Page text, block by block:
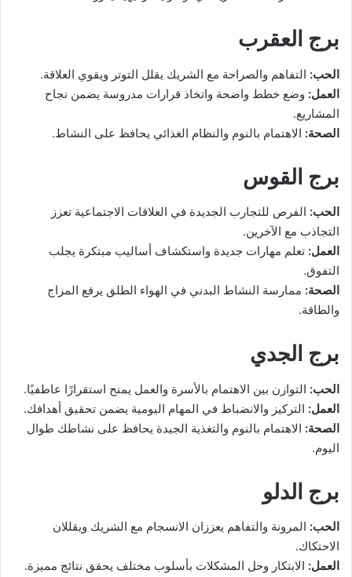
برج العقرب
الحب: التفاهم والصراحة مع الشريك يقلل التوتر ويقوي العلاقة.
العمل: وضع خطط واضحة واتخاذ قرارات مدروسة يضمن نجاح
المشاريع.
الصحة: الاهتمام بالنوم والنظام الغذائي يحافظ على النشاط.
برج القوس
الحب: الفرص للتجارب الجديدة في العلاقات الاجتماعية تعزز
التجاذب مع الآخرين.
العمل: تعلم مهارات جديدة واستكشاف أساليب مبتكرة يجلب
التفوق.
الصحة: ممارسة النشاط البدني في الهواء الطلق يرفع المزاج
والطاقة.
برج الجدي
الحب: التوازن بين الاهتمام بالأسرة والعمل يمنح استقرارًا عاطفيًا.
العمل: التركيز والانضباط في المهام اليومية يضمن تحقيق أهدافك.
الصحة: الاهتمام بالنوم والتغذية الجيدة يحافظ على نشاطك طوال
اليوم.
برج الدلو
الحب: المرونة والتفاهم يعززان الانسجام مع الشريك ويقللان
الاحتكاك.
العمل: الابتكار وحل المشكلات بأسلوب مختلف يحقق نتائج مميزة.